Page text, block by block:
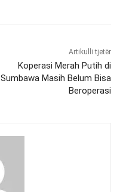
Artikulli tjetër
Koperasi Merah Putih di
Sumbawa Masih Belum Bisa
Beroperasi